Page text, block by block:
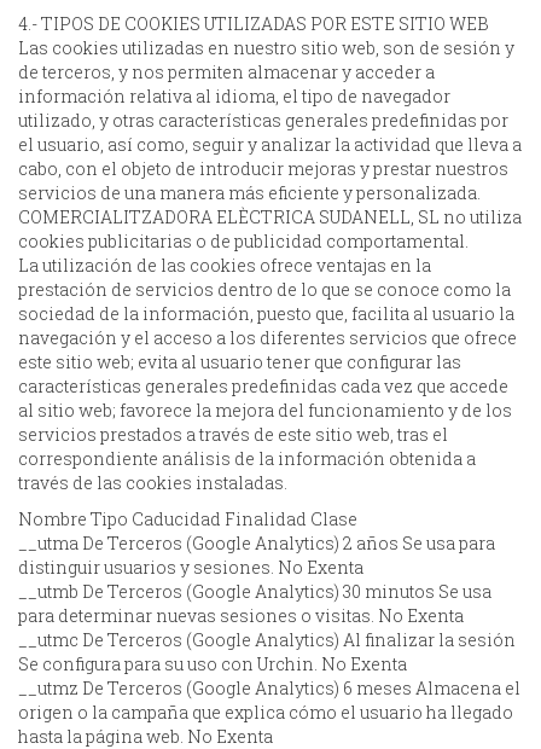
4.- TIPOS DE COOKIES UTILIZADAS POR ESTE SITIO WEB
Las cookies utilizadas en nuestro sitio web, son de sesión y
de terceros, y nos permiten almacenar y acceder a
información relativa al idioma, el tipo de navegador
utilizado, y otras características generales predefinidas por
el usuario, así como, seguir y analizar la actividad que lleva a
cabo, con el objeto de introducir mejoras y prestar nuestros
servicios de una manera más eficiente y personalizada.
COMERCIALITZADORA ELÈCTRICA SUDANELL, SL no utiliza
cookies publicitarias o de publicidad comportamental.
La utilización de las cookies ofrece ventajas en la
prestación de servicios dentro de lo que se conoce como la
sociedad de la información, puesto que, facilita al usuario la
navegación y el acceso a los diferentes servicios que ofrece
este sitio web; evita al usuario tener que configurar las
características generales predefinidas cada vez que accede
al sitio web; favorece la mejora del funcionamiento y de los
servicios prestados a través de este sitio web, tras el
correspondiente análisis de la información obtenida a
través de las cookies instaladas.
Nombre Tipo Caducidad Finalidad Clase
__utma De Terceros (Google Analytics) 2 años Se usa para
distinguir usuarios y sesiones. No Exenta
__utmb De Terceros (Google Analytics) 30 minutos Se usa
para determinar nuevas sesiones o visitas. No Exenta
__utmc De Terceros (Google Analytics) Al finalizar la sesión
Se configura para su uso con Urchin. No Exenta
__utmz De Terceros (Google Analytics) 6 meses Almacena el
origen o la campaña que explica cómo el usuario ha llegado
hasta la página web. No Exenta